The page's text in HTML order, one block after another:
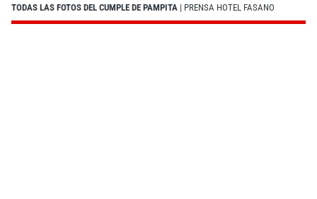
TODAS LAS FOTOS DEL CUMPLE DE PAMPITA | PRENSA HOTEL FASANO